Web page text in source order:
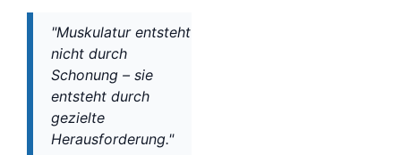
"Muskulatur entsteht
nicht durch
Schonung – sie
entsteht durch
gezielte
Herausforderung."